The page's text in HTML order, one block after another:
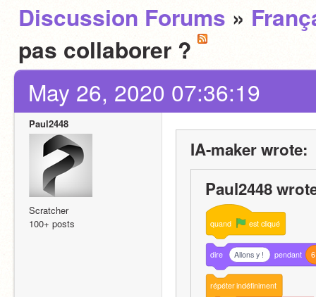
Discussion Forums »
pas collaborer ?
May 26, 2020 07:36:19
Paul2448
Scratcher
100+ posts
IA-maker wrote:
Paul2448
quand est cliqué
dire Allons y ! pendant 6
répéterindéfiniment